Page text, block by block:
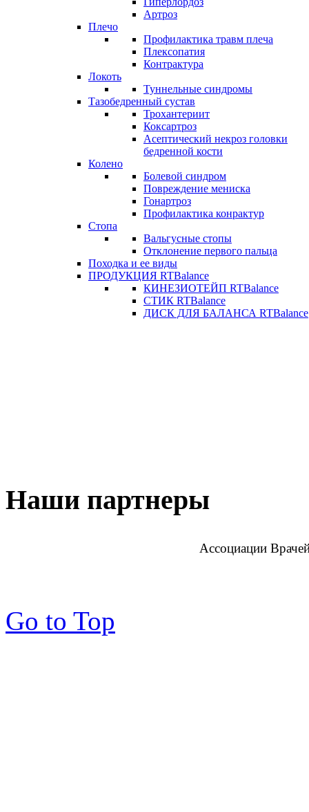
Артроз
Плечо
Профилактика травм плеча
Плексопатия
Контрактура
Локоть
Туннельные синдромы
Тазобедренный сустав
Трохантериит
Коксартроз
Асептический некроз головки
бедренной кости
Колено
Болевой синдром
Повреждение мениска
Гонартроз
Профилактика конрактур
Стопа
Вальгусные стопы
Отклонение первого пальца
Походка и ее виды
ПРОДУКЦИЯ RTBalance
КИНЕЗИОТЕЙП RTBalance
СТИК RTBalance
ДИСК ДЛЯ БАЛАНСА RTBalance
Наши партнеры
Ассоциации
Go to Top